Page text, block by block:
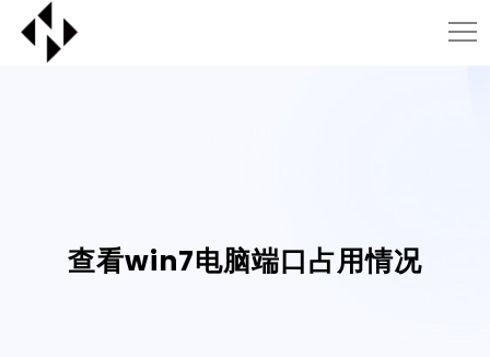
查看win7电脑端口占用情况